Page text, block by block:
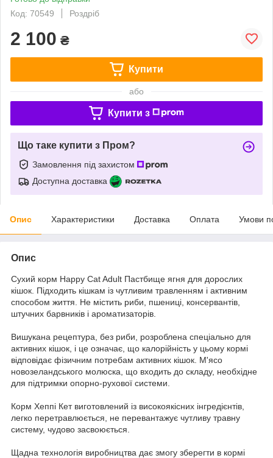
Код: 70549
Роздріб
2 100 ₴
Купити
або
Купити з
Що таке купити з Пром?
Замовлення під захистом
Доступна доставка
Опис Характеристики Доставка Оплата Умови
Опис
Сухий корм Happy Cat Adult Пастбище ягня для дорослих
кішок. Підходить кішкам із чутливим травленням і активним
способом життя. Не містить риби, пшениці, консервантів,
штучних барвників і ароматизаторів.
Вишукана рецептура, без риби, розроблена спеціально для
активних кішок, і це означає, що калорійність у цьому кормі
відповідає фізичним потребам активних кішок. М'ясо
новозеландського молюска, що входить до складу, необхідне
для підтримки опорно-рухової системи.
Корм Хеппі Кет виготовлений із високоякісних інгредієнтів,
легко перетравлюється, не перевантажує чутливу травну
систему, чудово засвоюється.
Щадна технологія виробництва дає змогу зберегти в кормі